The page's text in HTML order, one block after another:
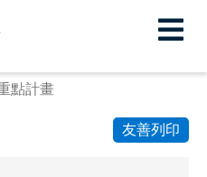
點計畫
友善列印